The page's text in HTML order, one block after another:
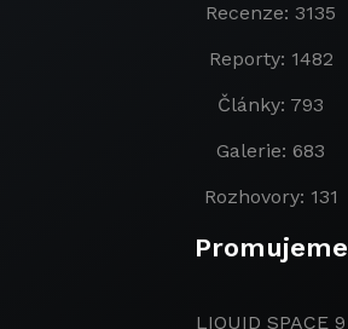
Recenze: 3135
Reporty: 1482
Články: 793
Galerie: 683
Rozhovory: 131
Promujeme
LIQUID SPACE 9